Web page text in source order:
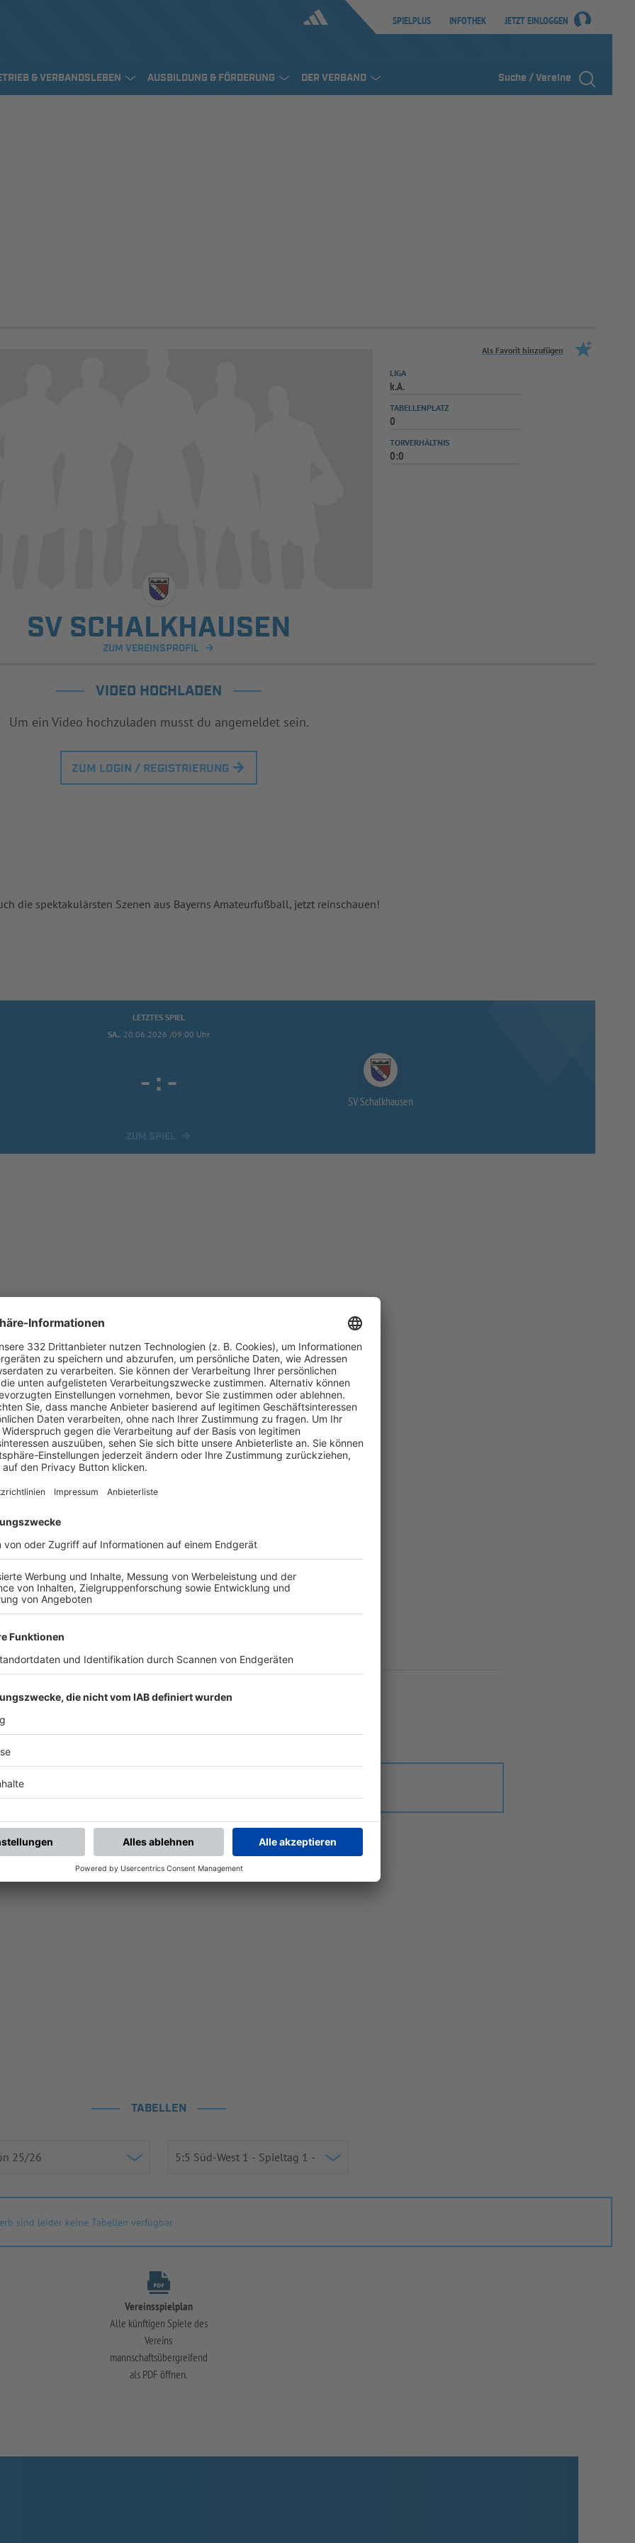
SPIELPLUS INFOTHEK JETZT EINLOGGEN
& VERBANDSLEBEN AUSBILDUNG & FÖRDERUNG DER VERBAND Suche / Vereine
Als Favorit hinzufügen
SV SCHALKHAUSEN
ZUM VEREINSPROFIL
LIGA
k.A.
TABELLENPLATZ
0
TORVERHÄLTNIS
0:0
VIDEO HOCHLADEN
Um ein Video hochzuladen musst du angemeldet sein.
ZUM LOGIN / REGISTRIERUNG
die spektakulärsten Szenen aus Bayerns Amateurfußball, jetzt reinschauen!
LETZTES SPIEL
SA.. 20.06.2026 /09:00 Uhr
- : -
SV Schalkhausen
UNSERE NEUIGKEITEN FÜR DICH
TABELLEN
sind leider keine Tabellen verfügbar
Vereinsspielplan
Alle künftigen Spiele des
Vereins
mannschaftsübergreifend
als PDF öffnen.